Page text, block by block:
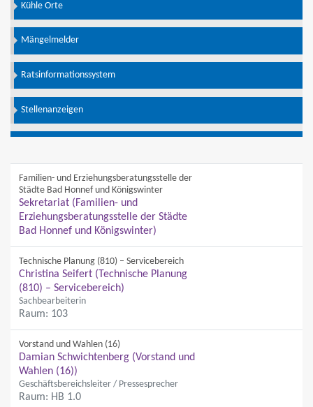
Kühle Orte
Mängelmelder
Ratsinformationssystem
Stellenanzeigen
Familien- und Erziehungsberatungsstelle der
Städte Bad Honnef und Königswinter
Sekretariat (Familien- und
Erziehungsberatungsstelle der Städte
Bad Honnef und Königswinter)
Technische Planung (810) – Servicebereich
Christina Seifert (Technische Planung
(810) – Servicebereich)
Sachbearbeiterin
Raum: 103
Vorstand und Wahlen (16)
Damian Schwichtenberg (Vorstand und
Wahlen (16))
Geschäftsbereichsleiter / Pressesprecher
Raum: HB 1.0